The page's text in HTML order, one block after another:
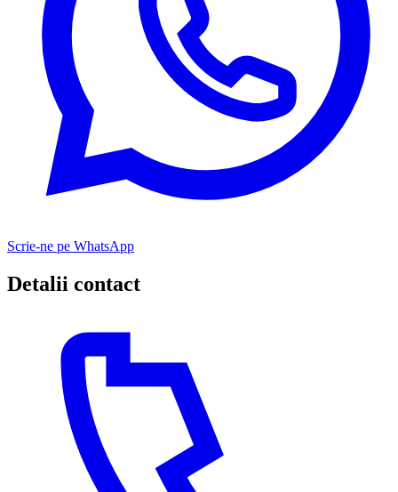
Scrie-ne pe WhatsApp
Detalii contact